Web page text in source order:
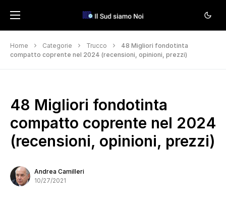
Home Categorie Trucco
48 Migliori fondotinta
compatto coprente nel 2024 (recensioni, opinioni, prezzi)
48 Migliori fondotinta
compatto coprente nel 2024
(recensioni, opinioni, prezzi)
Andrea Camilleri
10/27/2021